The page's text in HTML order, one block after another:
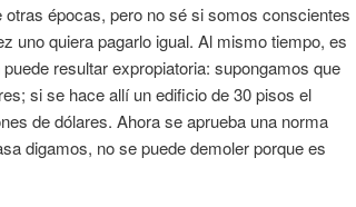
épocas, pero no sé si somos conscientes
uno quiera pagarlo igual. Al mismo tiempo, es
resultar expropiatoria: supongamos que
si se hace allí un edificio de 30 pisos el
de dólares. Ahora se aprueba una norma
digamos, no se puede demoler porque es